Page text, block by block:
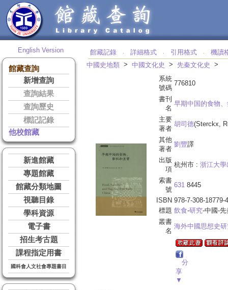
English Version
館藏查詢
新增查詢
查詢結果
查詢歷史
標記記錄
他校館藏
新進館藏
專題館藏
館藏分類地圖
視聽目錄
學科資源
電子書
招生考古題
課程指定用書
國科會人文社會專題書目
館藏記錄 ‧ 詳細格式 ‧ 引用格式 ‧
機讀
中國史地類 > 中國文化史 > 先秦文化史
>
系統
號碼
776810
書刊
名
早期中国的食物
主要
著者
胡司德(Sterckx,
其他
著者
劉豐譯
出版
項
杭州市 : 浙江大學
索書
號
631 8445
ISBN 978-7-308-18779-4
標題 飲食-研究-中國-
叢書
名
海外中國思想史
分
享
▼